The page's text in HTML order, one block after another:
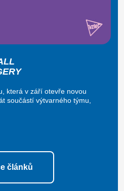
která v září otevře novou
součástí výtvarného týmu,
článků